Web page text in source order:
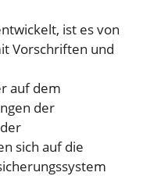
ist es von
Vorschriften und
auf dem
der
sich auf die